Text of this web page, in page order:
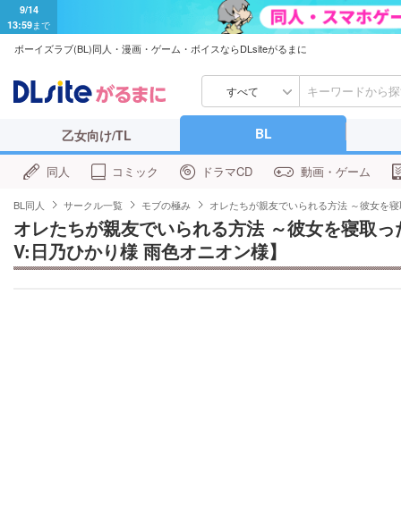
9/14
13:59まで
ボーイズラブ(BL)同人・漫画・ゲーム・ボイスならDLsiteがるまに
すべて
乙女向け/TL BL
同人 コミック ドラマCD 動画・ゲーム
BL同人 サークル一覧 モブの極み オレたちが親友でいられる方法 ～彼女を
オレたちが親友でいられる方法 ～彼女を寝取
V:日乃ひかり様 雨色オニオン様】